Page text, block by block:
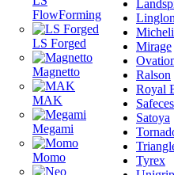
FlowForming
LS Forged
Magnetto
MAK
Megami
Momo
Mirage
Ralson
Royal
Satoya
Tyrex